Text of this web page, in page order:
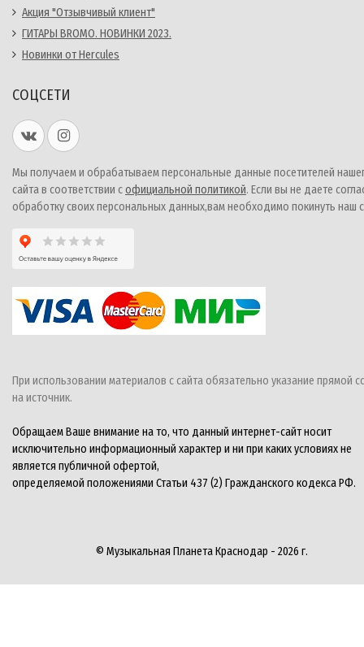
Акция "Отзывчивый клиент"
ГИТАРЫ BROMO. НОВИНКИ 2023.
Новинки от Hercules
СОЦСЕТИ
Мы получаем и обрабатываем персональные данные посетителей
сайта в соответствии софициальной политикой. Если вы не даете
обработку своих персональных данных,вам необходимо покинуть наш
При использовании материалов с сайта обязательно указание прямой
на источник.
Обращаем Ваше внимание на то, что данный интернет-сайт носит
исключительно информационный характер и ни при каких условиях не
является публичной офертой,
определяемой положениями Статьи 437 (2) Гражданского кодекса РФ.
© Музыкальная Планета Краснодар - 2026 г.